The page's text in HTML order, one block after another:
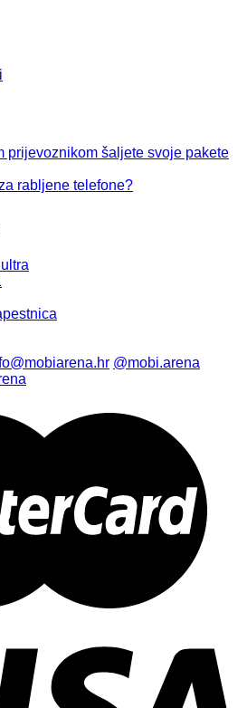
prijevoznikom šaljete svoje pakete
rabljene telefone?
@mobi.arena